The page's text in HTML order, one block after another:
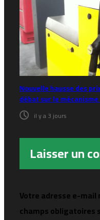
Nouvelle hausse des
débat sur le
il y a 3 jours
Laisser un
Votre adresse e-mail
champs obligatoires